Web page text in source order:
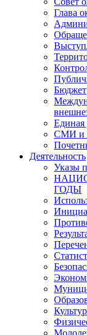
Глава
Бюджет
Единая
СМИ и
Деятельность
Указы
ГОДЫ